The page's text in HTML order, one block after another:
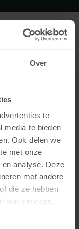
Over
te
media te bieden
Ook delen we
met onze
analyse. Deze
met andere
die ze hebben
hun services.